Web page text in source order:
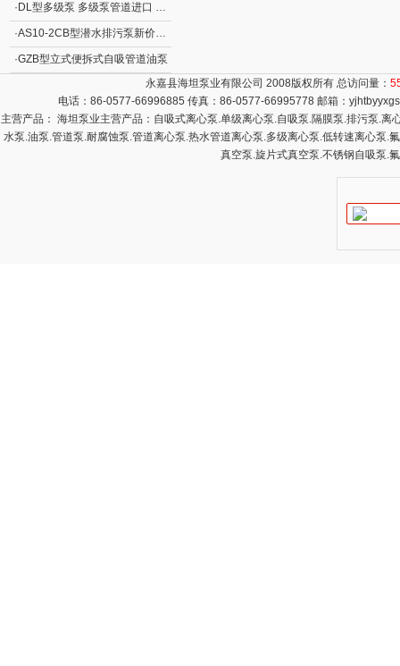
· DL型多级泵 多级泵管道进口 DL型立式清水多级泵
·AS10-2CB型潜水排污泵新价格 撕裂式潜水排污泵AS型 立式排污泵
·GZB型立式便拆式自吸管道油泵
永嘉县海坦泵业有限公司 2008版权所有 总访问量：
电话：86-0577-66996885 传真：86-0577-66995778 邮箱：
主营产品： 海坦泵业主营产品：自吸式离心泵.单级离心泵.自吸泵.隔膜泵.排污泵.
水泵.油泵.管道泵.耐腐蚀泵.管道离心泵.热水管道离心泵.多级离心泵.低转速离心泵
真空泵.旋片式真空泵.不锈钢自吸泵.